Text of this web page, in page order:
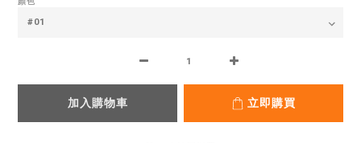
加入購物車 立即購買